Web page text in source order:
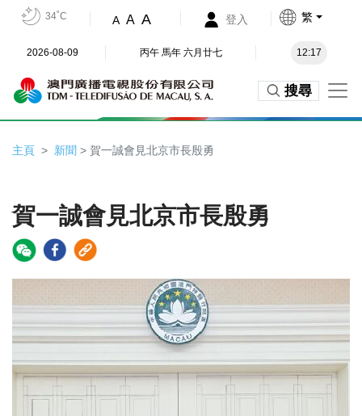
34˚C A A A 登入 繁
2026-08-09 丙午 馬年 六月廿七 12:17
搜尋
主頁 新聞 > 賀一誠會見北京市長殷勇
賀一誠會見北京市長殷勇